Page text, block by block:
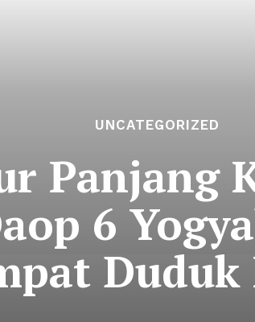
UNCATEGORIZED
Panjang
6
Duduk